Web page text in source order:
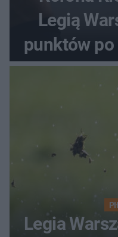
Legią
punktów
Legia